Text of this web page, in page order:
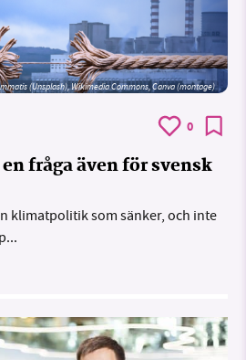
(Unsplash), Wikimedia Commons, Canva (montage)
0
fråga även för svensk
klimatpolitik som sänker, och inte